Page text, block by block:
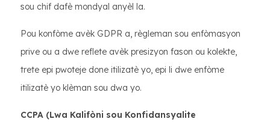
sou chif dafè mondyal anyèl la.
Pou konfòme avèk GDPR a, règleman sou enfòmasyon
prive ou a dwe reflete avèk presizyon fason ou kolekte,
trete epi pwoteje done itilizatè yo, epi li dwe enfòme
itilizatè yo klèman sou dwa yo.
CCPA (Lwa Kalifòni sou Konfidansyalite